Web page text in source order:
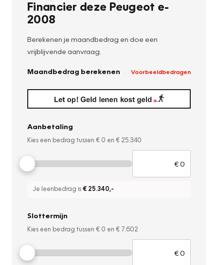
Financier deze Peugeot e-
2008
Berekenen je maandbedrag en doe een
vrijblijvende aanvraag.
Maandbedrag berekenen Voorbeeldbedragen
Aanbetaling
Kies een bedrag tussen € 0 en € 25.340
Je leenbedrag is€ 25.340,-
Slottermijn
Kies een bedrag tussen € 0 en € 7.602